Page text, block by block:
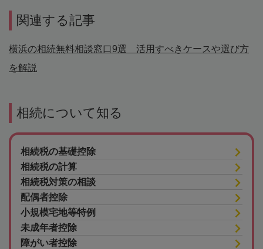
関連する記事
横浜の相続無料相談窓口9選 活用すべきケースや選び方
を解説
相続について知る
相続税の基礎控除
相続税の計算
相続税対策の相談
配偶者控除
小規模宅地等特例
未成年者控除
障がい者控除